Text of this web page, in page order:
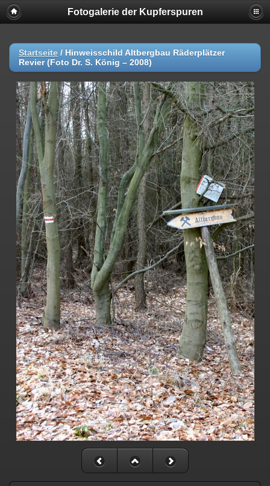
Fotogalerie der Kupferspuren
Startseite / Hinweisschild Altbergbau Räderplätzer
Revier (Foto Dr. S. König – 2008)